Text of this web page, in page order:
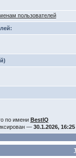
пользователей
по имени BestIQ
— 30.1.2026, 16:25